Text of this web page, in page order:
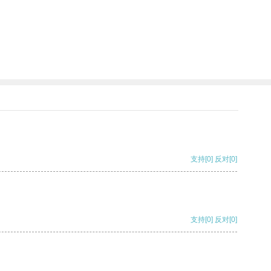
支持[0] 反对[0]
支持[0] 反对[0]